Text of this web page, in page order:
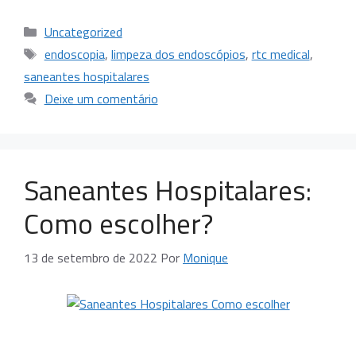
Uncategorized
endoscopia, limpeza dos endoscópios, rtc medical,
saneantes hospitalares
Deixe um comentário
Saneantes Hospitalares:
Como escolher?
13 de setembro de 2022 Por Monique